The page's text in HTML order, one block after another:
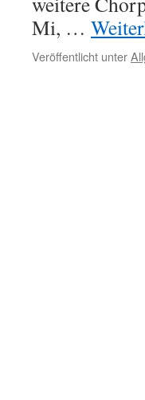
Mi, …
Veröffentlicht unter